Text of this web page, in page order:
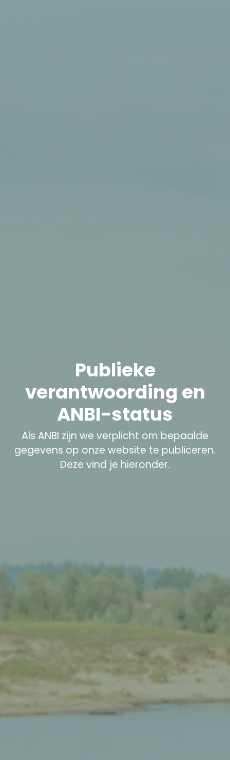
Publieke
verantwoording en
ANBI-status
Als ANBI zijn we verplicht om bepaalde
gegevens op onze website te publiceren.
Deze vind je hieronder.